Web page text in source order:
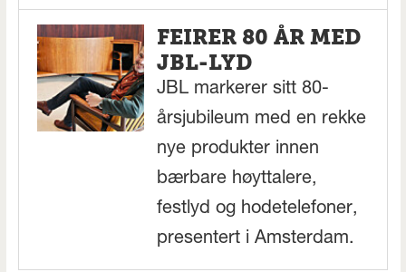
FEIRER 80 ÅR MED
JBL-LYD
JBL markerer sitt 80-
årsjubileum med en rekke
nye produkter innen
bærbare høyttalere,
festlyd og hodetelefoner,
presentert i Amsterdam.